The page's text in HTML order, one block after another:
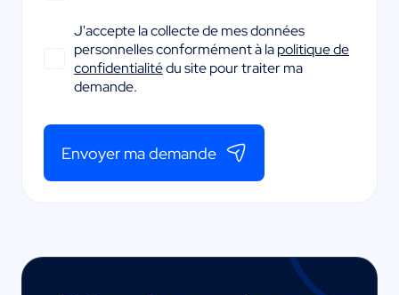
J'accepte la collecte de mes données
personnelles conformément à lapolitique de
confidentialitédu site pour traiter ma
demande.
Envoyer ma demande